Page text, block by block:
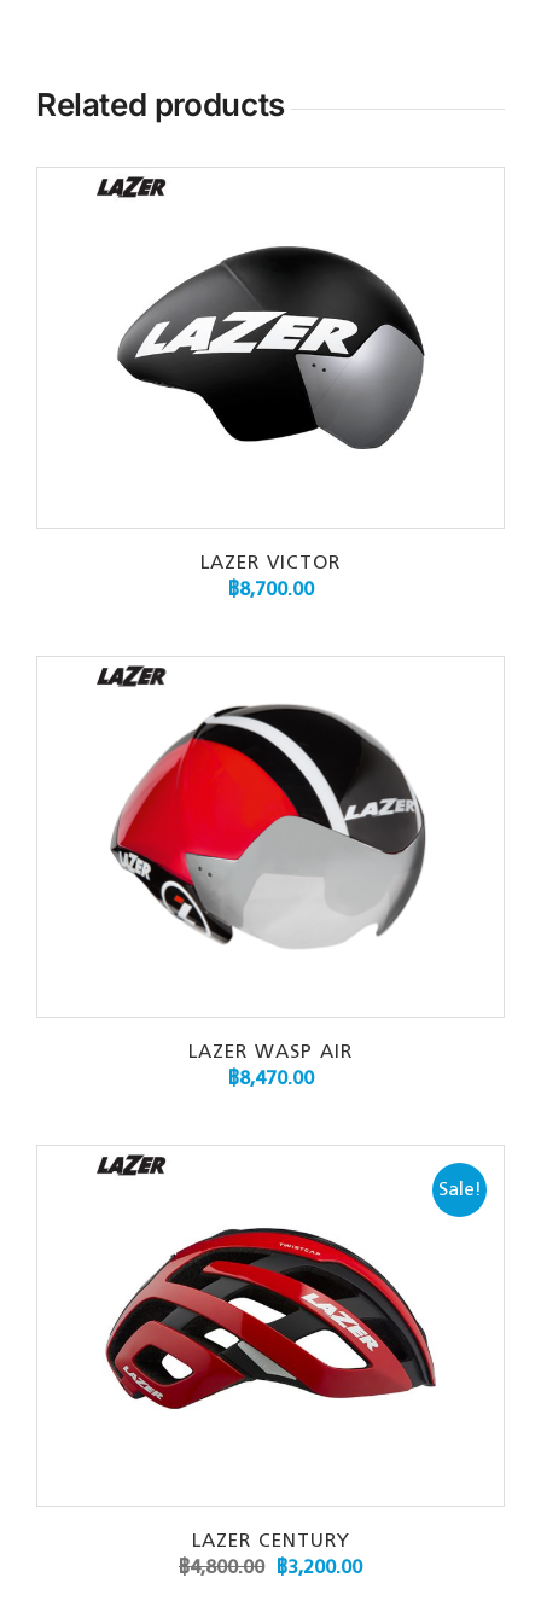
Related products
LAZER VICTOR
฿8,700.00
LAZER WASP AIR
฿8,470.00
Sale!
LAZER CENTURY
฿4,800.00 ฿3,200.00